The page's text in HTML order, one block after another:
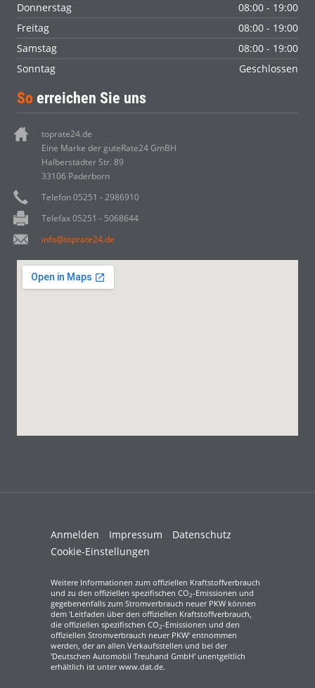
Donnerstag
08:00 - 19:00
Freitag
08:00 - 19:00
Samstag
08:00 - 19:00
Sonntag
Geschlossen
So erreichen Sie uns
toprate24.de
Eine Marke der guteRate24 GmBH
Halberstädter Str. 89
33106 Paderborn
Telefon 05251 - 2986910
Telefax 05251 - 5068644
info@toprate24.de
Anmelden Impressum
Datenschutz
Cookie-Einstellungen
Weitere Informationen zum offiziellen Kraftstoffverbrauch
und zu den offiziellen spezifischen CO2-Emissionen und
gegebenenfalls zum Stromverbrauch neuer PKW können
dem 'Leitfaden über den offiziellen Kraftstoffverbrauch,
die offiziellen spezifischen CO2-Emissionen und den
offiziellen Stromverbrauch neuer PKW' entnommen
werden, der an allen Verkaufsstellen und bei der
'Deutschen Automobil Treuhand GmbH' unentgeltlich
erhältlich ist unter www.dat.de.